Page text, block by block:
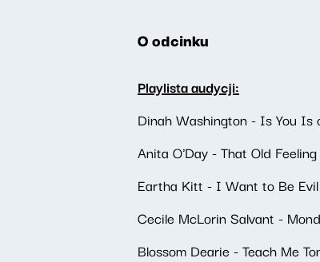
O odcinku
Playlista audycji:
Dinah Washington - Is You
Anita O'Day - That Old Feeling
Eartha Kitt - I Want to Be Evil
Cecile McLorin Salvant -
Blossom Dearie - Teach Me